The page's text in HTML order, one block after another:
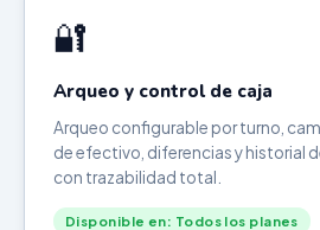
🔐
Arqueo y control de caja
Arqueo configurable por turno,
de efectivo, diferencias y historial
con trazabilidad total.
Disponible en: Todos los planes